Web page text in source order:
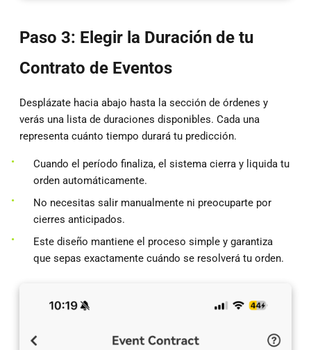
Paso 3: Elegir la Duración de tu
Contrato de Eventos
Desplázate hacia abajo hasta la sección de órdenes y
verás una lista de duraciones disponibles. Cada una
representa cuánto tiempo durará tu predicción.
Cuando el período finaliza, el sistema cierra y liquida tu
orden automáticamente.
No necesitas salir manualmente ni preocuparte por
cierres anticipados.
Este diseño mantiene el proceso simple y garantiza
que sepas exactamente cuándo se resolverá tu orden.